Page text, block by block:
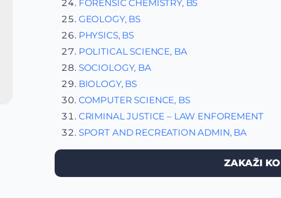
FORENSIC CHEMISTRY, BS
GEOLOGY, BS
PHYSICS, BS
POLITICAL SCIENCE, BA
SOCIOLOGY, BA
BIOLOGY, BS
COMPUTER SCIENCE, BS
CRIMINAL JUSTICE – LAW ENFOREMENT
SPORT AND RECREATION ADMIN, BA
ZAKAŽI